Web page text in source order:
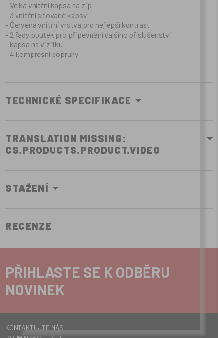
- Velká vnitřní kapsa na zip
- 3 vnitřní síťované kapsy
- Červená vnitřní vrstva pro nejlepší kontrast
- 2 řady poutek pro připevnění dalšího příslušenství
- kapsa na vizitku
- 4 kompresní popruhy
TECHNICKÉ SPECIFIKACE
TRANSLATION MISSING:
CS.PRODUCTS.PRODUCT.VIDEO
STAŽENÍ
RECENZE
PŘIHLASTE SE K ODBĚRU
NOVINEK
KONTAKTUJTE NÁS